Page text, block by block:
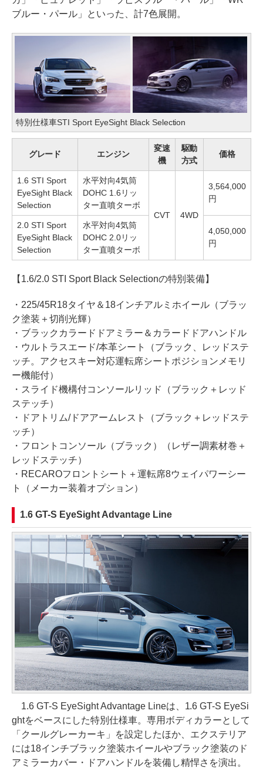
ブルー・パール」といった、計7色展開。
特別仕様車STI Sport EyeSight Black Selection
グレード エンジン
変速
機
駆動
方式
価格
1.6 STI Sport
EyeSight Black
Selection
水平対向4気筒
DOHC 1.6リッ
ター直噴ターボ
CVT
4WD
3,564,000
円
2.0 STI Sport
EyeSight Black
Selection
水平対向4気筒
DOHC 2.0リッ
ター直噴ターボ
4,050,000
円
【1.6/2.0 STI Sport Black Selectionの特別装備】
・225/45R18タイヤ＆18インチアルミホイール（ブラッ
ク塗装＋切削光輝）
・ブラックカラードドアミラー＆カラードドアハンドル
・ウルトラスエード/本革シート（ブラック、レッドステ
ッチ。アクセスキー対応運転席シートポジションメモリ
ー機能付）
・スライド機構付コンソールリッド（ブラック＋レッド
ステッチ）
・ドアトリム/ドアアームレスト（ブラック＋レッドステ
ッチ）
・フロントコンソール（ブラック）（レザー調素材巻＋
レッドステッチ）
・RECAROフロントシート＋運転席8ウェイパワーシー
ト（メーカー装着オプション）
1.6 GT-S EyeSight Advantage Line
1.6 GT-S EyeSight Advantage Lineは、1.6 GT-S EyeSi
ghtをベースにした特別仕様車。専用ボディカラーとして
「クールグレーカーキ」を設定したほか、エクステリア
には18インチブラック塗装ホイールやブラック塗装のド
アミラーカバー・ドアハンドルを装備し精悍さを演出。